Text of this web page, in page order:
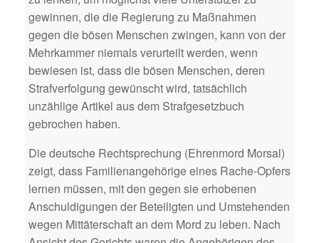
gewinnen, die die Regierung zu Maßnahmen
gegen die bösen Menschen zwingen, kann von der
Mehrkammer niemals verurteilt werden, wenn
bewiesen ist, dass die bösen Menschen, deren
Strafverfolgung gewünscht wird, tatsächlich
unzählige Artikel aus dem Strafgesetzbuch
gebrochen haben.
Die deutsche Rechtsprechung (Ehrenmord Morsal)
zeigt, dass Familienangehörige eines Rache-Opfers
lernen müssen, mit den gegen sie erhobenen
Anschuldigungen der Beteiligten und Umstehenden
wegen Mittäterschaft an dem Mord zu leben. Nach